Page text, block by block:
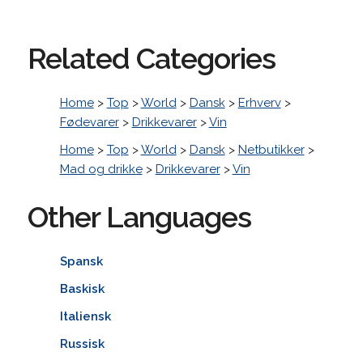
Related Categories
Home> Top >World> Dansk> Erhverv>
Fødevarer> Drikkevarer>Vin
Home> Top >World> Dansk> Netbutikker>
Mad og drikke> Drikkevarer>Vin
Other Languages
Spansk
Baskisk
Italiensk
Russisk